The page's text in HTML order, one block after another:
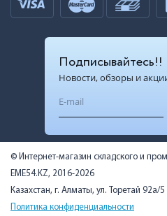
Подписывайтесь!!
Новости, обзоры и
© Интернет-магазин складского и
EME54.KZ, 2016-2026
Казахстан, г. Алматы, ул. Торетай 92а/5
Политика конфиденциальности